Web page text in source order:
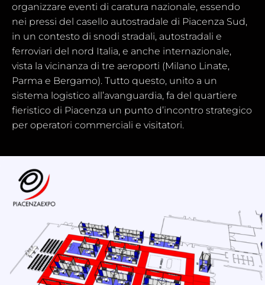
organizzare eventi di caratura nazionale, essendo
nei pressi del casello autostradale di Piacenza Sud,
in un contesto di snodi stradali, autostradali e
ferroviari del nord Italia, e anche internazionale,
vista la vicinanza di tre aeroporti (Milano Linate,
Parma e Bergamo). Tutto questo, unito a un
sistema logistico all’avanguardia, fa del quartiere
fieristico di Piacenza un punto d’incontro strategico
per operatori commerciali e visitatori.